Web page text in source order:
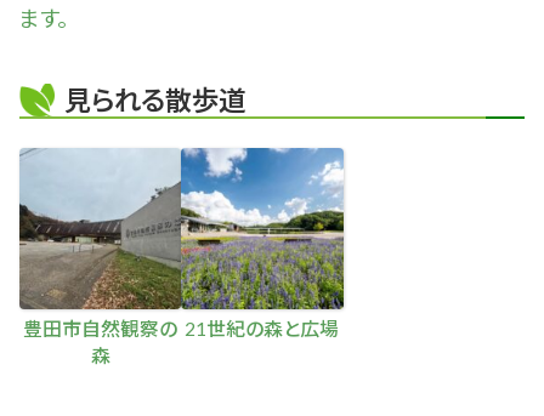
ます。
見られる散歩道
豊田市自然観察の
森
21世紀の森と広場